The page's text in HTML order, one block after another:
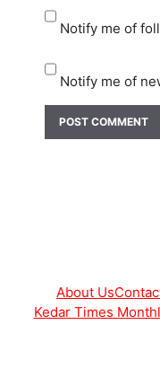
Notify me of
Notify me of
About Us
Kedar Times